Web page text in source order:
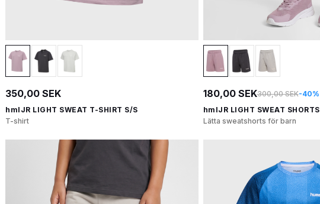
350,00 SEK
hmlJR LIGHT SWEAT T-SHIRT S/S
T-shirt
180,00 SEK300,00 SEK-40%
hmlJR LIGHT SWEAT SHORTS
Lätta sweatshorts för barn